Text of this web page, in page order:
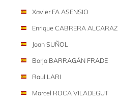
Xavier FA ASENSIO
Enrique CABRERA ALCARAZ
Joan SUÑOL
Borja BARRAGÁN FRADE
Raul LARI
Marcel ROCA VILADEGUT